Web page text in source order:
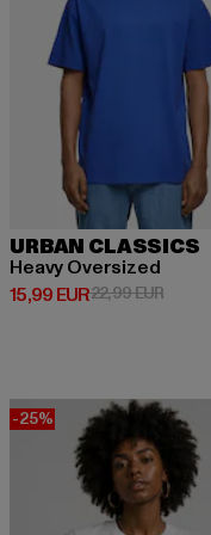
URBAN CLASSICS
Heavy Oversized
15,99 EUR
Derzeitiger Preis: 15,99
22,99 EUR
-25%